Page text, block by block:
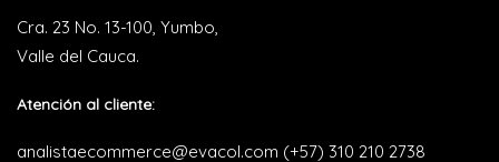
Cra. 23 No. 13-100, Yumbo,
Valle del Cauca.
Atención al cliente:
analistaecommerce@evacol.com (+57) 310 210 2738